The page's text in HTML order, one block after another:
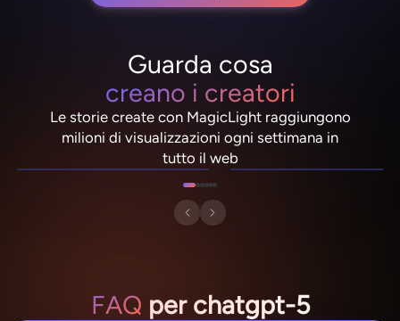
Guarda cosa
creano i creatori
Le storie create con MagicLight raggiungono
milioni di visualizzazioni ogni settimana in
tutto il web
NebulaDrifter
Lio "Spark" Vance
PixelRonin
Momo The Moshroom
FAQ per chatgpt-5